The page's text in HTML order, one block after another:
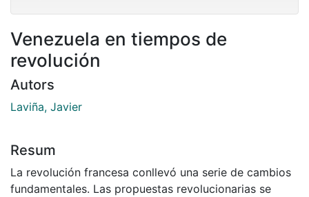
Venezuela en tiempos de
revolución
Autors
Laviña, Javier
Resum
La revolución francesa conllevó una serie de cambios
fundamentales. Las propuestas revolucionarias se